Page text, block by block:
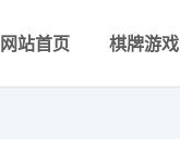
网站首页 棋牌游戏